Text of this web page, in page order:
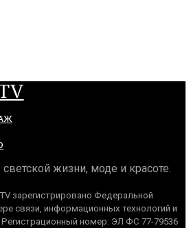
жизни, моде и красоте.
зарегистрировано Федеральной
связи, информационных технологий и
номер: ЭЛ ФС 77-79536